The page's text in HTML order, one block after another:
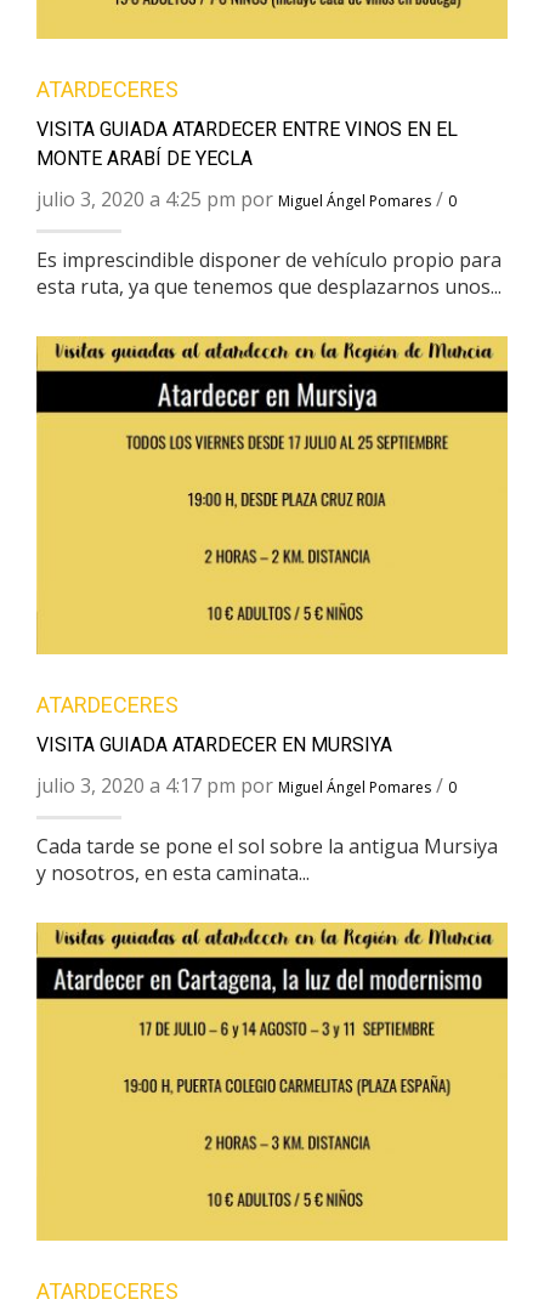
ATARDECERES
VISITA GUIADA ATARDECER ENTRE VINOS EN EL
MONTE ARABÍ DE YECLA
julio 3, 2020 a 4:25 pm por Miguel Ángel Pomares / 0
Es imprescindible disponer de vehículo propio para
esta ruta, ya que tenemos que desplazarnos unos...
ATARDECERES
VISITA GUIADA ATARDECER EN MURSIYA
julio 3, 2020 a 4:17 pm por Miguel Ángel Pomares / 0
Cada tarde se pone el sol sobre la antigua Mursiya
y nosotros, en esta caminata...
ATARDECERES